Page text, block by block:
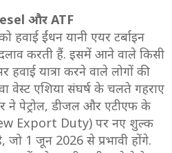
और ATF
हवाई ईंधन यानी एयर टर्बाइन
करती हैं. इसमें आने वाले किसी
हवाई यात्रा करने वाले लोगों की
वेस्ट एशिया संघर्ष के चलते गहराए
ने पेट्रोल, डीजल और एटीएफ के
Export Duty) पर नए शुल्क
1 जून 2026 से प्रभावी होंगे.